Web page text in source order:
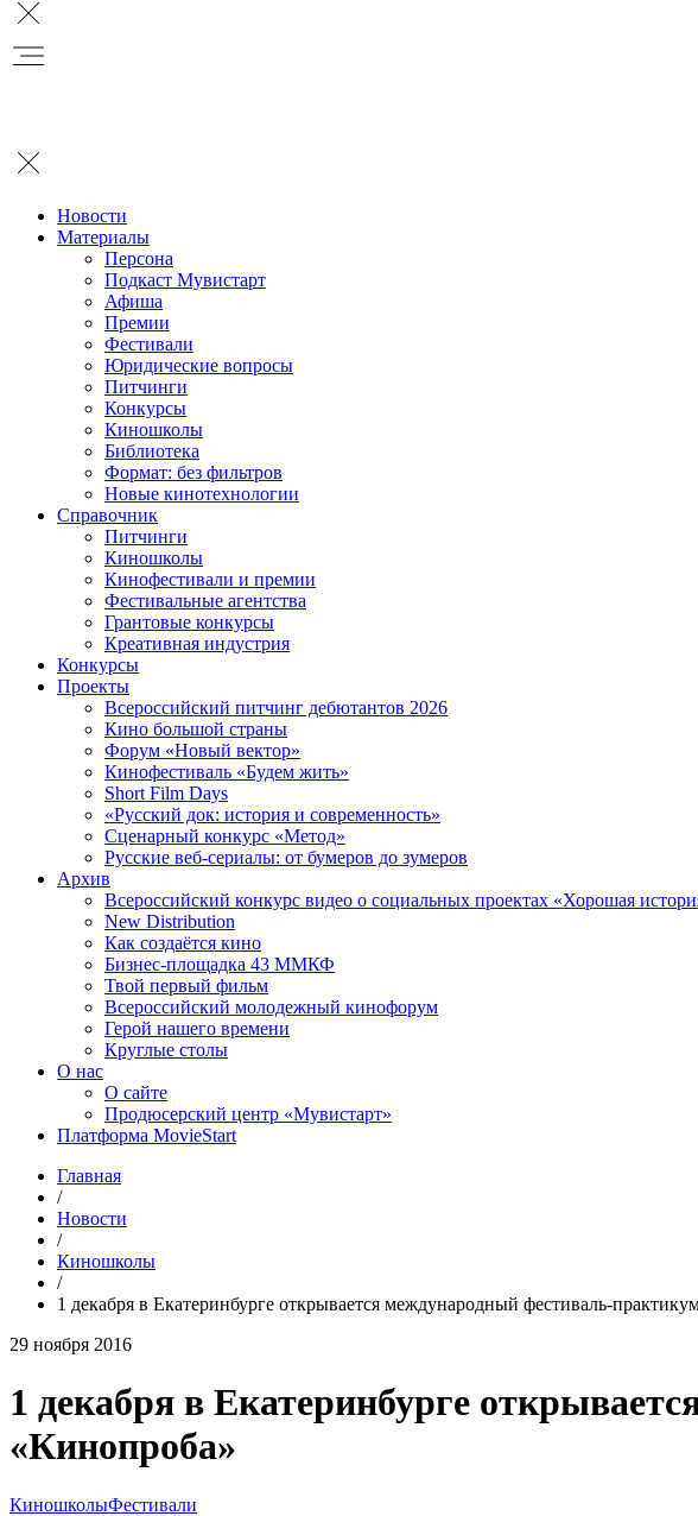
Новости
Материалы
Персона
Подкаст Мувистарт
Афиша
Премии
Фестивали
Юридические вопросы
Питчинги
Конкурсы
Киношколы
Библиотека
Формат: без фильтров
Новые кинотехнологии
Справочник
Питчинги
Киношколы
Кинофестивали и премии
Фестивальные агентства
Грантовые конкурсы
Креативная индустрия
Конкурсы
Проекты
Всероссийский питчинг дебютантов 2026
Кино большой страны
Форум «Новый вектор»
Кинофестиваль «Будем жить»
Short Film Days
«Русский док: история и современность»
Сценарный конкурс «Метод»
Русские веб-сериалы: от бумеров до зумеров
Архив
Всероссийский конкурс видео о социальных проектах «Хорошая
New Distribution
Как создаётся кино
Бизнес-площадка 43 ММКФ
Твой первый фильм
Всероссийский молодежный кинофорум
Герой нашего времени
Круглые столы
О нас
О сайте
Продюсерский центр «Мувистарт»
Платформа MovieStart
Главная
/
Новости
/
Киношколы
/
1 декабря в Екатеринбурге открывается международный фестиваль-
29 ноября 2016
1 декабря в Екатеринбурге
«Кинопроба»
КиношколыФестивали